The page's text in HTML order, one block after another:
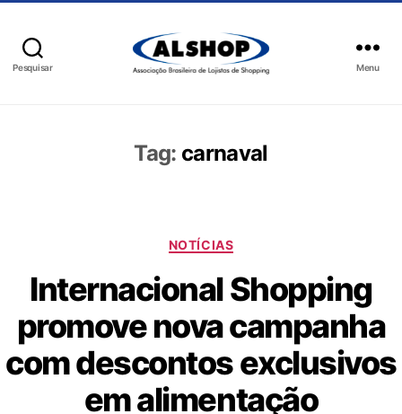
Pesquisar Menu
Tag: carnaval
NOTÍCIAS
Internacional Shopping
promove nova campanha
com descontos exclusivos
em alimentação